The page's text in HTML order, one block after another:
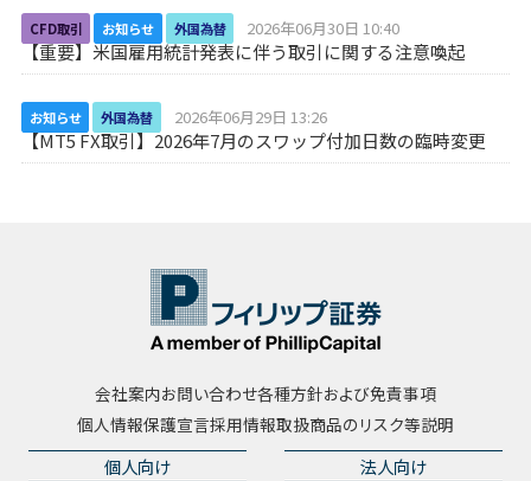
CFD取引 お知らせ 外国為替 2026年06月30日 10:40
【重要】米国雇用統計発表に伴う取引に関する注意喚起
お知らせ 外国為替 2026年06月29日 13:26
【MT5 FX取引】2026年7月のスワップ付加日数の臨時変更
会社案内お問い合わせ各種方針および免責事項
個人情報保護宣言採用情報取扱商品のリスク等説明
個人向け 法人向け